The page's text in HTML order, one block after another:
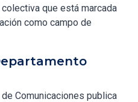
que está marcada
como campo de
Comunicaciones publica